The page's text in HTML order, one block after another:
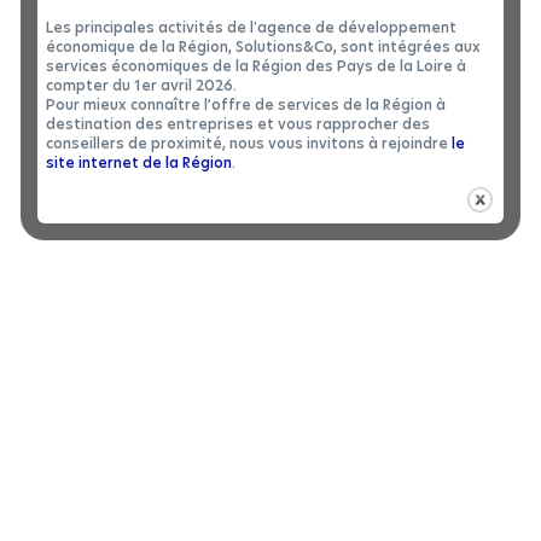
Revenir en arrière
Les principales activités de l'agence de développement
économique de la Région, Solutions&Co, sont intégrées aux
services économiques de la Région des Pays de la Loire à
compter du 1er avril 2026.
Pour mieux connaître l’offre de services de la Région à
destination des entreprises et vous rapprocher des
conseillers de proximité, nous vous invitons à rejoindre le
site internet de la Région.